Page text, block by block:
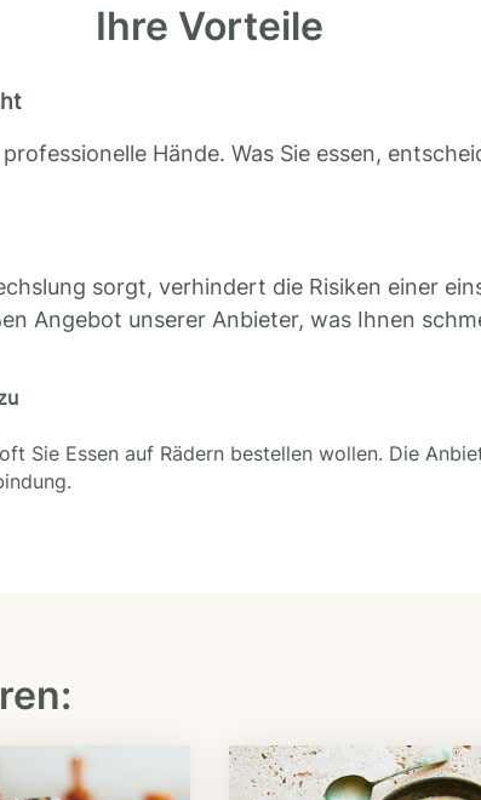
Ihre Vorteile
Hände. Was Sie essen,
sorgt, verhindert die Risiken einer
Angebot unserer Anbieter, was Ihnen
Sie Essen auf Rädern bestellen wollen. Die